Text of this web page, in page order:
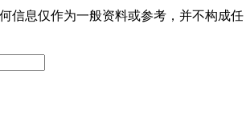
信息仅作为一般资料或参考，并不构成任